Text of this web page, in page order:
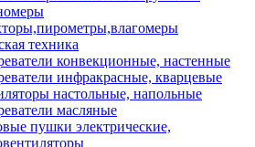
техника
конвекционные, настенные
инфракрасные, кварцевые
настольные, напольные
масляные
пушки электрические,